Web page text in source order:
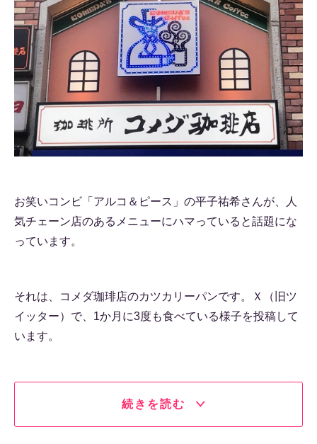
お笑いコンビ「アルコ＆ピース」の平子祐希さんが、人
気チェーン店のあるメニューにハマっていると話題にな
っています。
それは、コメダ珈琲店のカツカリーパンです。Ｘ（旧ツ
イッター）で、1か月に3度も食べている様子を投稿して
います。
続きを読む